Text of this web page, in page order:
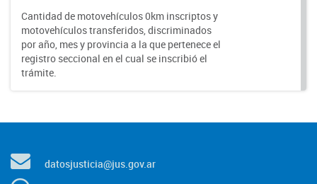
Cantidad de motovehículos 0km inscriptos y
motovehículos transferidos, discriminados
por año, mes y provincia a la que pertenece el
registro seccional en el cual se inscribió el
trámite.
datosjusticia@jus.gov.ar